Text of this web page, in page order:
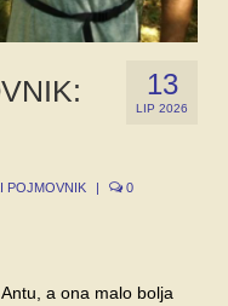
13
LIP 2026
POJMOVNIK | 0
a ona malo bolja